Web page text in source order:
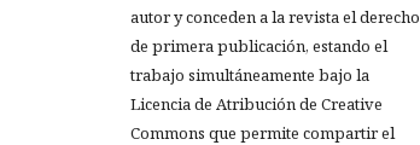
autor y conceden a la revista el derecho
de primera publicación, estando el
trabajo simultáneamente bajo la
Licencia de Atribución de Creative
Commons que permite compartir el